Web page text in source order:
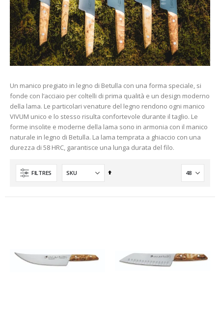
Un manico pregiato in legno di Betulla con una forma speciale, si
fonde con l‘acciaio per coltelli di prima qualità e un design moderno
della lama. Le particolari venature del legno rendono ogni manico
VIVUM unico e lo stesso risulta confortevole durante il taglio. Le
forme insolite e moderne della lama sono in armonia con il manico
naturale in legno di Betulla. La lama temprata a ghiaccio con una
durezza di 58 HRC, garantisce una lunga durata del filo.
FILTRES
Ordre